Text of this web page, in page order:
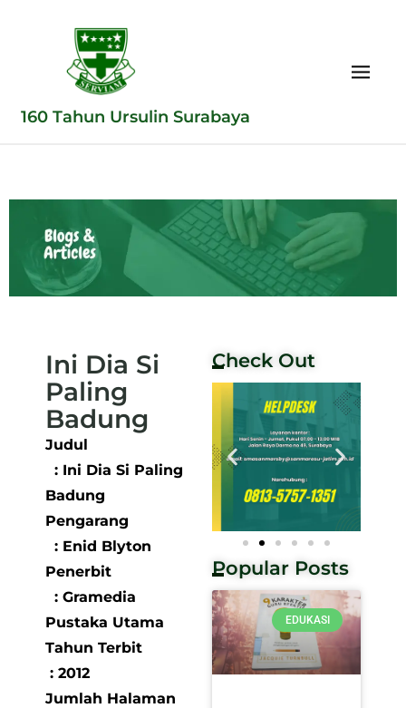
160 Tahun Ursulin Surabaya
Ini Dia Si
Paling
Badung
Judul
: Ini Dia Si Paling
Badung
Pengarang
: Enid Blyton
Penerbit
: Gramedia
Pustaka Utama
Tahun Terbit
: 2012
Jumlah Halaman
Check Out
Popular Posts
EDUKASI